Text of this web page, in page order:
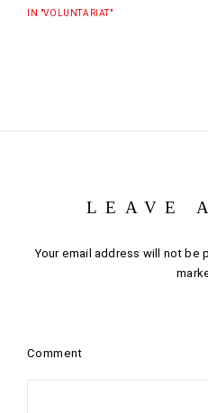
IN "VOLUNTARIAT"
LEAVE
Your email address will not be
Comment